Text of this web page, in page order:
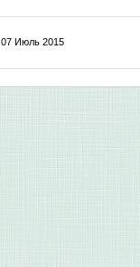
07 Июль 2015